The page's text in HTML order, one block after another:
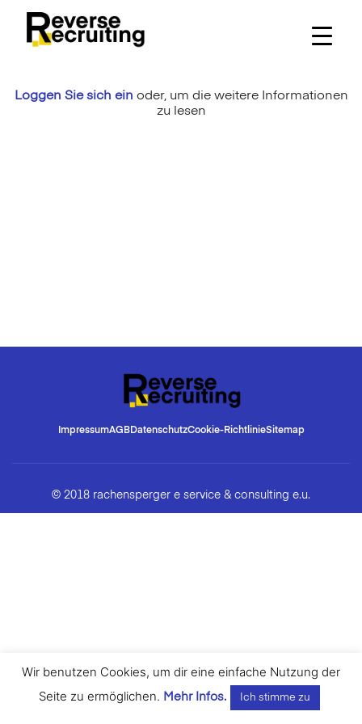
content
Loggen Sie sich ein oder, um die weitere Informationen
zu lesen
ImpressumAGBDatenschutzCookie-RichtlinieSitemap
© 2018 rachensperger e service & consulting e.u.
Wir benutzen Cookies, um dir eine einfache Nutzung der
Seite zu ermöglichen. Mehr Infos. Ich stimme zu